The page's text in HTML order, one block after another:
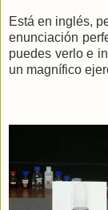
Está en inglés,
enunciación
puedes verlo e
un magnífico